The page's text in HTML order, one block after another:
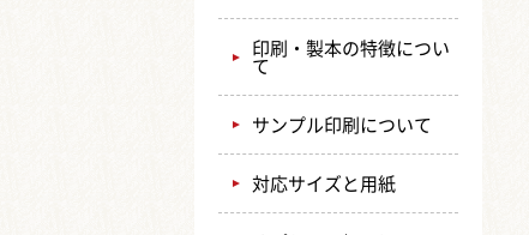
印刷・製本の特徴につい
て
サンプル印刷について
対応サイズと用紙